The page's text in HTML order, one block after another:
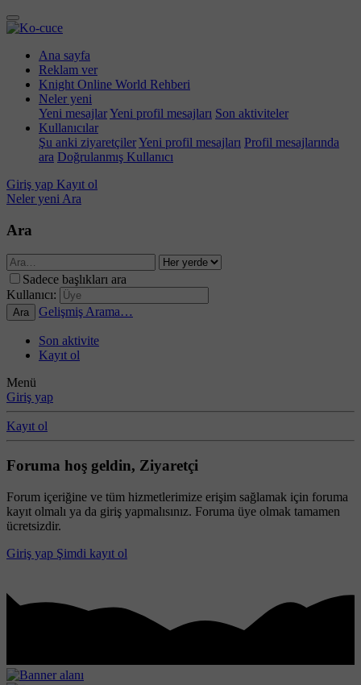
Ana sayfa
Reklam ver
Knight Online World Rehberi
Neler yeni
Yeni mesajlarYeni profil mesajları Son aktiviteler
Kullanıcılar
Şu anki ziyaretçilerYeni profil mesajları Profil mesajlarında
ara Doğrulanmış Kullanıcı
Giriş yap Kayıt ol
Neler yeni Ara
Ara
Sadece başlıkları ara
Kullanıcı:
Ara Gelişmiş Arama…
Son aktivite
Kayıt ol
Menü
Giriş yap
Kayıt ol
Foruma hoş geldin, Ziyaretçi
Forum içeriğine ve tüm hizmetlerimize erişim sağlamak için foruma
kayıt olmalı ya da giriş yapmalısınız. Foruma üye olmak tamamen
ücretsizdir.
Giriş yap Şimdi kayıt ol